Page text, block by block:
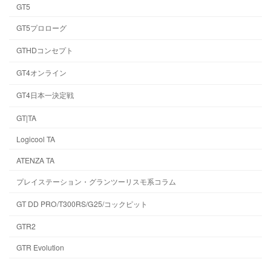
GT5
GT5プロローグ
GTHDコンセプト
GT4オンライン
GT4日本一決定戦
GT|TA
Logicool TA
ATENZA TA
プレイステーション・グランツーリスモ系コラム
GT DD PRO/T300RS/G25/コックピット
GTR2
GTR Evolution